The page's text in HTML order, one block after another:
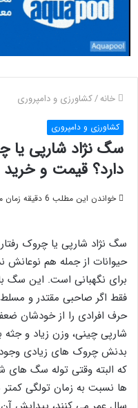
خانه/کشاورزی و دامپروری
کشاورزی و دامپروری
سگ نژاد شارپی یا
دارد؟ قیمت و خرید
خواندن این مطلب 6 دقیقه زمان میبرد
سگ نژاد شارپی یا چروک
حیوانات از جمله هم
برای نگهبانی است. این سگ
فقط اگر صاحبی مقتدر و
حرف افرادی را از خودشان
شارپی چینی، وزن زیاد و جثه
بدنش چروک های زیادی
که البته وقتی توله سگ های